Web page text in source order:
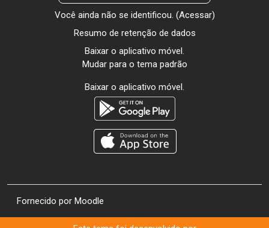
Você ainda não se identificou. (Acessar)
Resumo de retenção de dados
Baixar o aplicativo móvel.
Mudar para o tema padrão
Baixar o aplicativo móvel.
Fornecido por Moodle